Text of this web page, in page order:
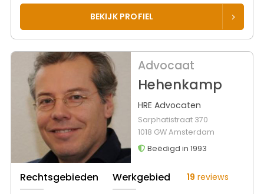
BEKIJK PROFIEL
Advocaat
Hehenkamp
HRE Advocaten
Sarphatistraat 370
1018 GW Amsterdam
Beëdigd in 1993
Rechtsgebieden Werkgebied 19 reviews